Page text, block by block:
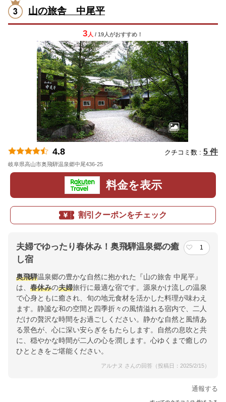
山の旅舎 中尾平
3 人 / 19人がおすすめ！
4.8 クチコミ数 : 5 件
岐阜県高山市奥飛騨温泉郷中尾436-25
料金を表示
割引クーポンをチェック
夫婦でゆったり春休み！奥飛騨温泉郷の癒
し宿
1
奥飛騨温泉郷の豊かな自然に抱かれた『山の旅舎 中尾平』
は、 春休みの夫婦旅行に最適な宿です。源泉かけ流しの温泉
で心身ともに癒され、旬の地元食材を活かした料理が味わえ
ます。静謐な和の空間と四季折々の風情溢れる宿内で、二人
だけの贅沢な時間をお過ごしください。静かな自然と風情あ
る景色が、心に深い安らぎをもたらします。自然の息吹と共
に、穏やかな時間が二人の心を潤します。心ゆくまで癒しの
ひとときをご堪能ください。
アルナヌ さんの回答（投稿日：2025/2/15）
通報する